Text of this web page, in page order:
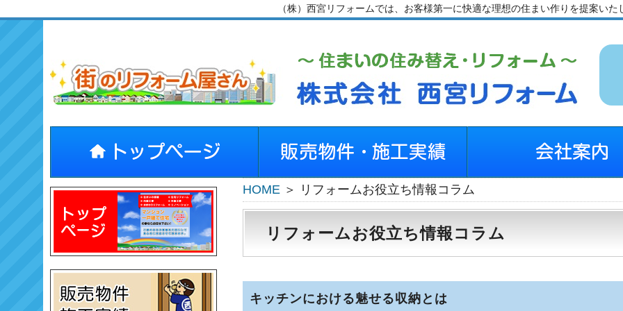
（株）西宮リフォームでは、お客様第一に快適な理想の住まい作りを提案いた
HOME ＞ リフォームお役立ち情報コラム
リフォームお役立ち情報コラム
キッチンにおける魅せる収納とは